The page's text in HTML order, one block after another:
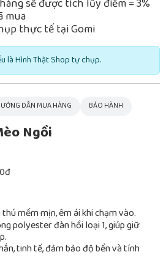
sẽ được tích lũy điểm = 3%
mua
thực tế tại Gomi
là Hình Thật Shop tự chụp.
DẪN MUA HÀNG BẢO HÀNH
Ngồi
mềm mịn, êm ái khi chạm vào.
polyester đàn hồi loại 1, giúp giữ
tinh tế, đảm bảo độ bền và tính